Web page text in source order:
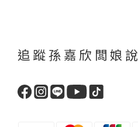
追蹤孫嘉欣闆娘說